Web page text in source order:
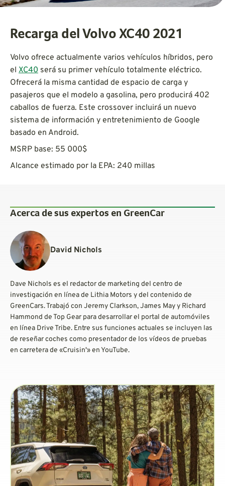
Recarga del Volvo XC40 2021
Volvo ofrece actualmente varios vehículos híbridos, pero
el XC40 será su primer vehículo totalmente eléctrico.
Ofrecerá la misma cantidad de espacio de carga y
pasajeros que el modelo a gasolina, pero producirá 402
caballos de fuerza. Este crossover incluirá un nuevo
sistema de información y entretenimiento de Google
basado en Android.
MSRP base: 55 000$
Alcance estimado por la EPA: 240 millas
Acerca de sus expertos en GreenCar
David Nichols
Dave Nichols es el redactor de marketing del centro de
investigación en línea de Lithia Motors y del contenido de
GreenCars. Trabajó con Jeremy Clarkson, James May y Richard
Hammond de Top Gear para desarrollar el portal de automóviles
en línea Drive Tribe. Entre sus funciones actuales se incluyen las
de reseñar coches como presentador de los vídeos de pruebas
en carretera de «Cruisin'» en YouTube.